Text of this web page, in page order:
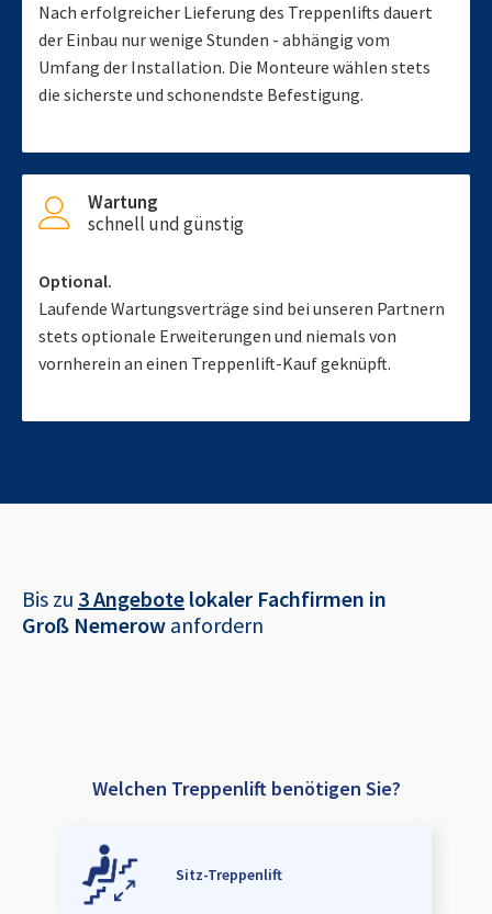
Nach erfolgreicher Lieferung des Treppenlifts dauert
der Einbau nur wenige Stunden - abhängig vom
Umfang der Installation. Die Monteure wählen stets
die sicherste und schonendste Befestigung.
Wartung
schnell und günstig
Optional.
Laufende Wartungsverträge sind bei unseren Partnern
stets optionale Erweiterungen und niemals von
vornherein an einen Treppenlift-Kauf geknüpft.
Bis zu 3 Angebote lokaler Fachfirmen in
Groß Nemerow anfordern
Welchen Treppenlift benötigen Sie?
Sitz-Treppenlift